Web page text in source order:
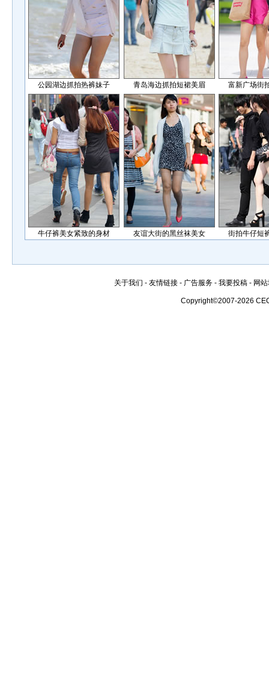
公园湖边抓拍热裤妹子 青岛海边抓拍短裙美眉 富新广场街
牛仔裤美女紧致的身材 友谊大街的黑丝袜美女 街拍牛仔短
关于我们 - 友情链接 - 广告服务 - 我要投稿 - 网
Copyright©2007-2026